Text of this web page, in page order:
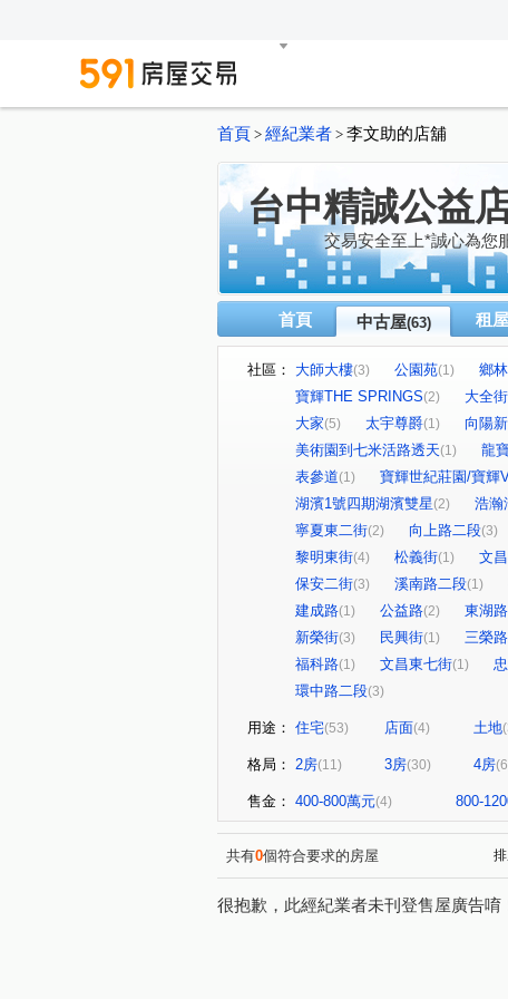
首頁 > 經紀業者 > 李文助的店舖
台中精誠公益
交易安全至上*誠心為您
首頁 中古屋(63) 租屋
社區： 大師大樓(3) 公園苑(1) 鄉
寶輝THE SPRINGS(2) 大全
大家(5) 太宇尊爵(1) 向陽
美術園到七米活路透天(1) 龍
表參道(1) 寶輝世紀莊園/寶輝
湖濱1號四期湖濱雙星(2) 浩瀚
寧夏東二街(2) 向上路二段(3)
黎明東街(4) 松義街(1) 文
保安二街(3) 溪南路二段(1)
建成路(1) 公益路(2) 東湖路
新榮街(3) 民興街(1) 三榮
福科路(1) 文昌東七街(1)
環中路二段(3)
用途： 住宅(53) 店面(4) 土地
格局： 2房(11) 3房(30) 4房
售金： 400-800萬元(4) 800-
共有0個符合要求的房屋 排
很抱歉，此經紀業者未刊登售屋廣告唷